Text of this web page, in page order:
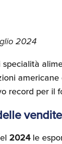
2024
record per il
2024le